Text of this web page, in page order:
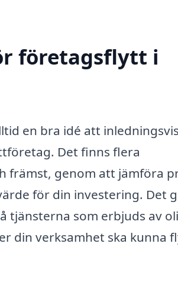
företagsflytt i
en bra idé att
Det finns flera
främst, genom att jämföra
för din investering. Det
tjänsterna som erbjuds av
din verksamhet ska kunna